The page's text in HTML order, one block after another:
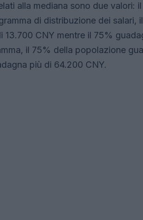
alla mediana sono due valori:
di distribuzione dei salari,
13.700 CNY mentre il 75%
il 75% della popolazione
più di 64.200 CNY.